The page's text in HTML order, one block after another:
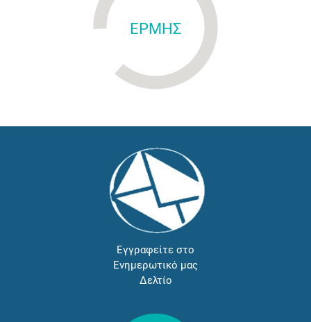
ΕΡΜΗΣ
Εγγραφείτε στο
Ενημερωτικό μας
Δελτίο